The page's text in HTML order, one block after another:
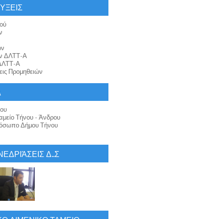
ΔΛΤΤ-Α
Α
Προμηθειών
Τήνου - Άνδρου
Δήμου Τήνου
Δ..Σ